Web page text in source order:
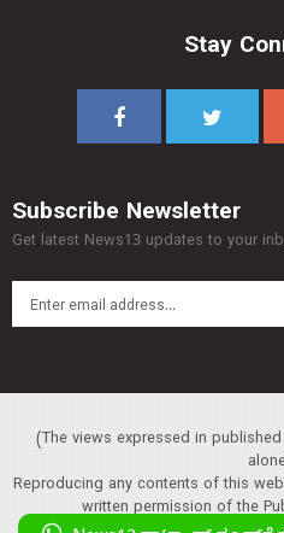
Stay
Subscribe Newsletter
Get latest News13 updates to your
(The views expressed in
Reproducing any contents of this
written permission of the